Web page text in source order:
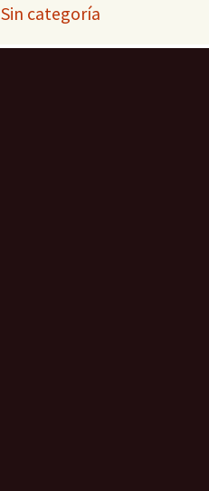
Sin categoría